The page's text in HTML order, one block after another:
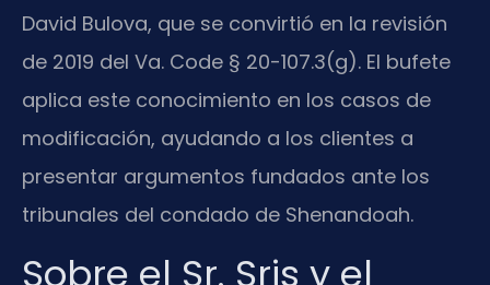
David Bulova, que se convirtió en la revisión
de 2019 del Va. Code § 20-107.3(g). El bufete
aplica este conocimiento en los casos de
modificación, ayudando a los clientes a
presentar argumentos fundados ante los
tribunales del condado de Shenandoah.
Sobre el Sr. Sris y el